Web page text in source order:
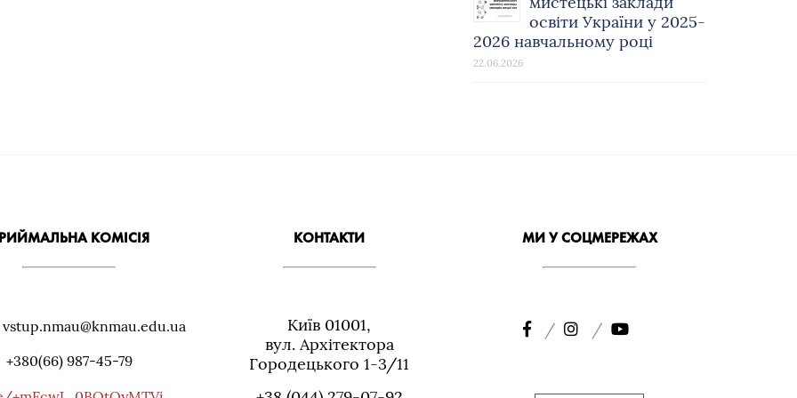
освіти України у 2025-
2026 навчальному році
22.06.2026
КОМІСІЯ
+380(66) 987-45-79
КОНТАКТИ
Київ 01001,
вул. Архiтектора
Городецького 1-3/11
МИ У СОЦМЕРЕЖАХ